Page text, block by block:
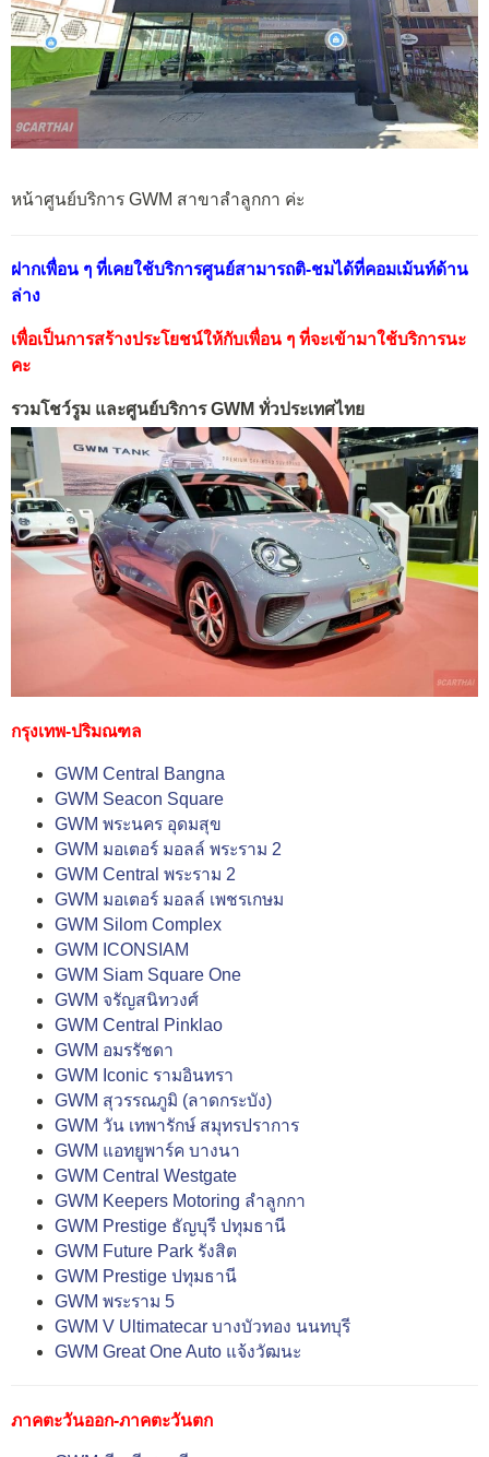
หน้าศูนย์บริการ GWM สาขาลำลูกกา ค่ะ
ฝากเพื่อน ๆ ที่เคยใช้บริการศูนย์สามารถติ-ชมได้ที่คอมเม้นท์ด้าน
ล่าง
เพื่อเป็นการสร้างประโยชน์ให้กับเพื่อน ๆ ที่จะเข้ามาใช้บริการนะ
คะ
รวมโชว์รูม และศูนย์บริการ GWM ทั่วประเทศไทย
กรุงเทพ-ปริมณฑล
GWM Central Bangna
GWM Seacon Square
GWM พระนคร อุดมสุข
GWM มอเตอร์ มอลล์ พระราม 2
GWM Central พระราม 2
GWM มอเตอร์ มอลล์ เพชรเกษม
GWM Silom Complex
GWM ICONSIAM
GWM Siam Square One
GWM จรัญสนิทวงศ์
GWM Central Pinklao
GWM อมรรัชดา
GWM Iconic รามอินทรา
GWM สุวรรณภูมิ (ลาดกระบัง)
GWM วัน เทพารักษ์ สมุทรปราการ
GWM แอทยูพาร์ค บางนา
GWM Central Westgate
GWM Keepers Motoring ลำลูกกา
GWM Prestige ธัญบุรี ปทุมธานี
GWM Future Park รังสิต
GWM Prestige ปทุมธานี
GWM พระราม 5
GWM V Ultimatecar บางบัวทอง นนทบุรี
GWM Great One Auto แจ้งวัฒนะ
ภาคตะวันออก-ภาคตะวันตก